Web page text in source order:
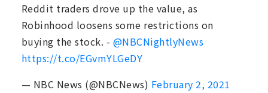
Reddit traders drove up the value, as
Robinhood loosens some restrictions on
buying the stock. - @NBCNightlyNews
https://t.co/EGvmYLGeDY
— NBC News (@NBCNews) February 2, 2021